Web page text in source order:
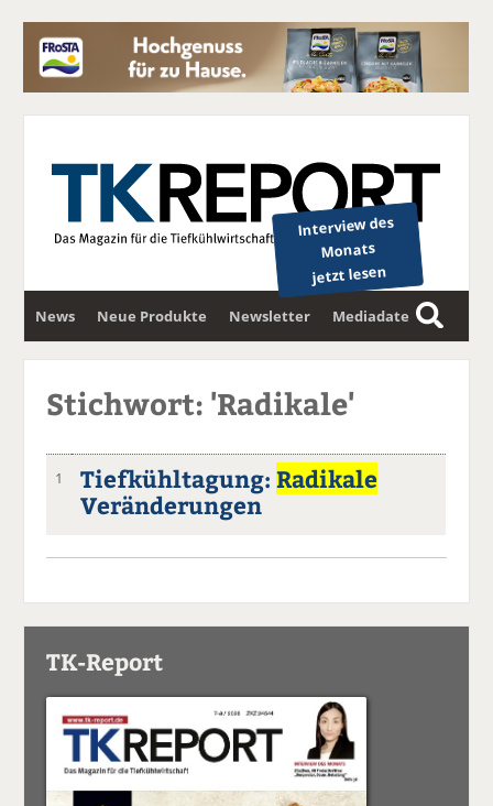
Interview des
Monats
jetzt lesen
News Neue Produkte Newsletter Mediadaten
S
u
Stichwort: 'Radikale'
1 Tiefkühltagung:Radikale
Veränderungen
TK-Report